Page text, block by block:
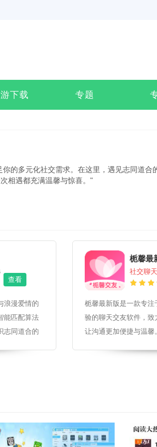
下载 专题
的多元化社交需求。在这里，遇见志同道合
相遇都充满温馨与惊喜。"
查看
浪漫爱情的
能匹配算法
志同道合的
栀馨最
社交聊天
栀馨最新版是一款专
验的聊天交友软件，致
让沟通更加便捷与温